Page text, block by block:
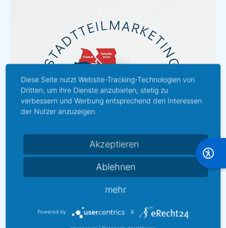
Imagefilm
Diese Seite nutzt Website-Tracking-Technologien von
Dritten, um ihre Dienste anzubieten, stetig zu
verbessern und Werbung entsprechend den Interessen
der Nutzer anzuzeigen.
Akzeptieren
Ablehnen
mehr
Powered by &